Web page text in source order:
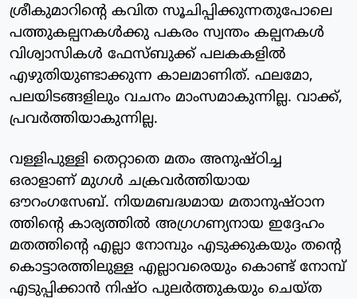
ശ്രീകുമാറിന്റെ കവിത സൂചിപ്പിക്കുന്നതുപോലെ
പത്തുകല്പനകൾക്കു പകരം സ്വന്തം കല്പനകൾ
വിശ്വാസികൾ ഫേസ്ബുക്ക് പലകകളിൽ
എഴുതിയുണ്ടാക്കുന്ന കാലമാണിത്. ഫലമോ,
പലയിടങ്ങളിലും വചനം മാംസമാകുന്നില്ല. വാക്ക്,
പ്രവർത്തിയാകുന്നില്ല.
വള്ളിപുള്ളി തെറ്റാതെ മതം അനുഷ്ഠിച്ച
ഒരാളാണ് മുഗൾ ചക്രവർത്തിയായ
ഔറംഗസേബ്. നിയമബദ്ധമായ മതാനുഷ്ഠാന
ത്തിന്റെ കാര്യത്തിൽ അഗ്രഗണ്യനായ ഇദ്ദേഹം
മതത്തിന്റെ എല്ലാ നോമ്പും എടുക്കുകയും തന്റെ
കൊട്ടാരത്തിലുള്ള എല്ലാവരെയും കൊണ്ട് നോമ്പ്
എടുപ്പിക്കാൻ നിഷ്ഠ പുലർത്തുകയും ചെയ്ത